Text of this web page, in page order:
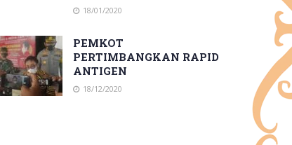
18/01/2020
PEMKOT
PERTIMBANGKAN RAPID
ANTIGEN
18/12/2020